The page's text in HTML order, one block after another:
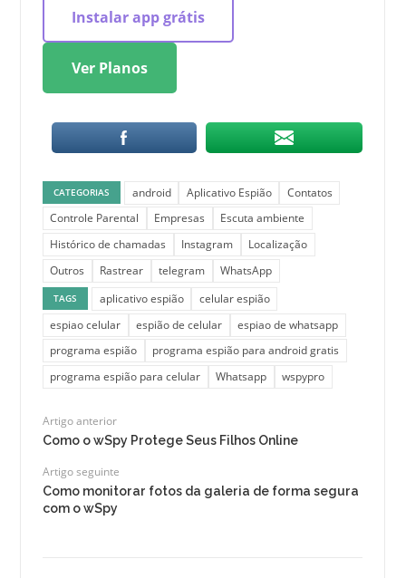
Instalar app grátis
Ver Planos
CATEGORIAS android Aplicativo Espião
Contatos
Controle Parental
Empresas
Escuta ambiente
Histórico de chamadas
Instagram
Localização
Outros
Rastrear telegram WhatsApp
TAGS aplicativo espião
celular espião
espiao celular
espião de celular
espiao de whatsapp
programa espião
programa espião para android gratis
programa espião para celular
Whatsapp wspypro
Artigo anterior
Como o wSpy Protege Seus Filhos Online
Artigo seguinte
Como monitorar fotos da galeria de forma segura
com o wSpy